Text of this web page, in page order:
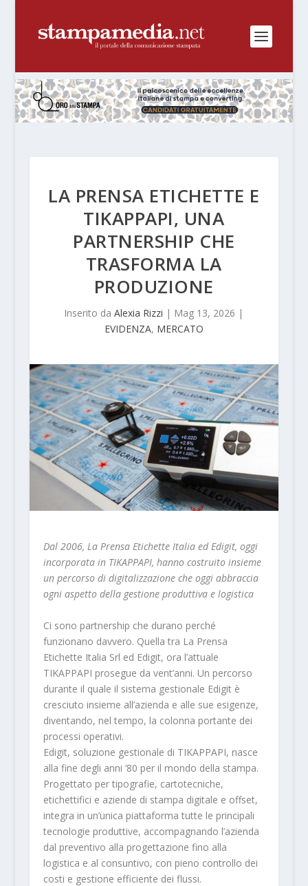
LA PRENSA ETICHETTE E
TIKAPPAPI, UNA
PARTNERSHIP CHE
TRASFORMA LA
PRODUZIONE
Inserito daAlexia Rizzi | Mag 13, 2026 |
EVIDENZA, MERCATO
Dal 2006, La Prensa Etichette Italia ed Edigit, oggi
incorporata in TIKAPPAPI, hanno costruito insieme
un percorso di digitalizzazione che oggi abbraccia
ogni aspetto della gestione produttiva e logistica
Ci sono partnership che durano perché
funzionano davvero. Quella tra La Prensa
Etichette Italia Srl ed Edigit, ora l’attuale
TIKAPPAPI prosegue da vent’anni. Un percorso
durante il quale il sistema gestionale Edigit è
cresciuto insieme all’azienda e alle sue esigenze,
diventando, nel tempo, la colonna portante dei
processi operativi.
Edigit, soluzione gestionale di TIKAPPAPI, nasce
alla fine degli anni ’80 per il mondo della stampa.
Progettato per tipografie, cartotecniche,
etichettifici e aziende di stampa digitale e offset,
integra in un’unica piattaforma tutte le principali
tecnologie produttive, accompagnando l’azienda
dal preventivo alla progettazione fino alla
logistica e al consuntivo, con pieno controllo dei
costi e gestione efficiente dei flussi.